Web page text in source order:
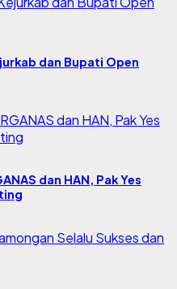
dan Bupati Open
dan HAN, Pak Yes